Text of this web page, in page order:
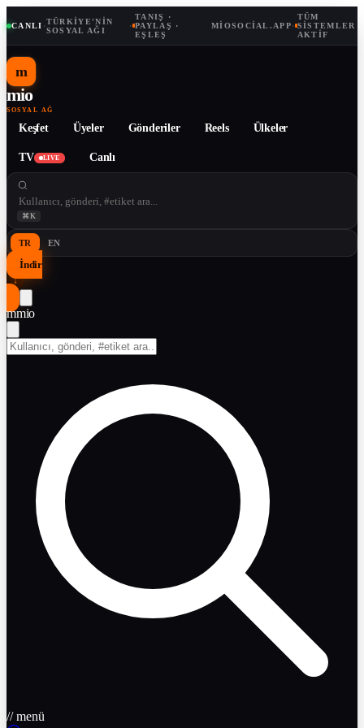
CANLI ·TÜRKIYE'NIN
SOSYAL AĞI
·
TANIŞ ·
PAYLAŞ ·
EŞLEŞ
MIOSOCIAL.APP·
TÜM
SISTEMLER
AKTIF
m
mio
SOSYAL AĞ
Keşfet Üyeler Gönderiler Reels Ülkeler
TV LIVE Canlı
⌘K
TR EN
İndir
↓
mmio
// menü